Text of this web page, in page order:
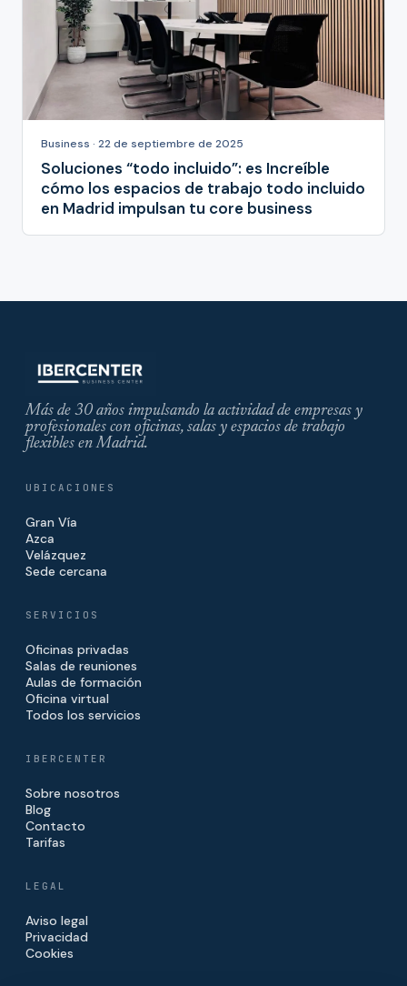
Business · 22 de septiembre de 2025
Soluciones “todo incluido”: es Increíble
cómo los espacios de trabajo todo incluido
en Madrid impulsan tu core business
Más de 30 años impulsando la actividad de empresas y
profesionales con oficinas, salas y espacios de trabajo
flexibles en Madrid.
UBICACIONES
Gran Vía
Azca
Velázquez
Sede cercana
SERVICIOS
Oficinas privadas
Salas de reuniones
Aulas de formación
Oficina virtual
Todos los servicios
IBERCENTER
Sobre nosotros
Blog
Contacto
Tarifas
LEGAL
Aviso legal
Privacidad
Cookies